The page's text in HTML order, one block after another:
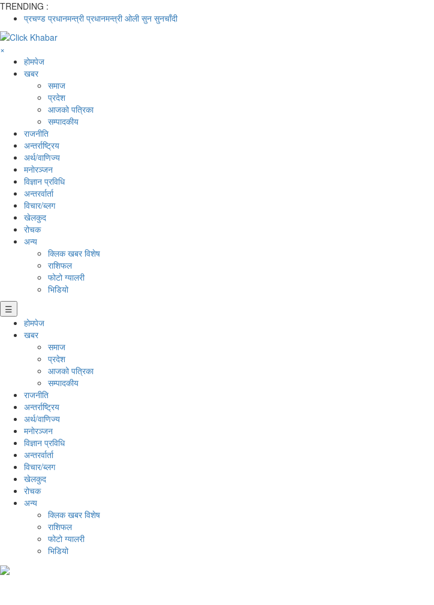
TRENDING :
प्रचण्ड प्रधानमन्त्री प्रधानमन्त्री ओली सुन सुनचाँदी
×
होमपेज
खबर
समाज
प्रदेश
आजको पत्रिका
सम्पादकीय
राजनीति
अन्तर्राष्ट्रिय
अर्थ/वाणिज्य
मनाेरञ्जन
विज्ञान प्रविधि
अन्तरर्वार्ता
विचार/ब्लग
खेलकुद
रोचक
अन्य
क्लिक खबर विशेष
राशिफल
फोटो ग्यालरी
भिडियो
☰
होमपेज
खबर
समाज
प्रदेश
आजको पत्रिका
सम्पादकीय
राजनीति
अन्तर्राष्ट्रिय
अर्थ/वाणिज्य
मनाेरञ्जन
विज्ञान प्रविधि
अन्तरर्वार्ता
विचार/ब्लग
खेलकुद
रोचक
अन्य
क्लिक खबर विशेष
राशिफल
फोटो ग्यालरी
भिडियो